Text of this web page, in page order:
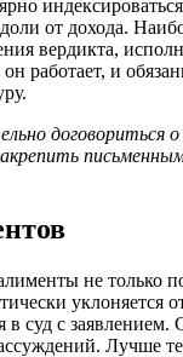
от дохода.
вердикта,
работает, и
договориться
не только
уклоняется
в суд с
Лучше